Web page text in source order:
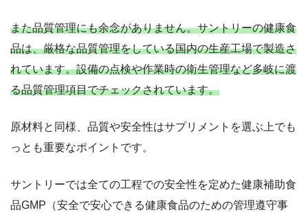
また品質管理にも余念がありません。サントリーの健康食
品は、厳格な品質管理をしている国内の生産工場で製造さ
れています。設備の点検や作業時の衛生管理など多岐に渡
る品質管理項目でチェックされています。
原材料と同様、品質や安全性はサプリメントを選ぶ上でも
っとも重要なポイントです。
サントリーでは全ての工程での安全性を定めた健康補助食
品GMP（安全で安心できる健康食品のための管理遵守事